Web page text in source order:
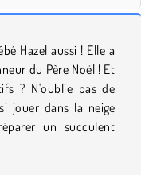
Hazel aussi ! Elle a
du Père Noël ! Et
? N'oublie pas de
jouer dans la neige
un succulent